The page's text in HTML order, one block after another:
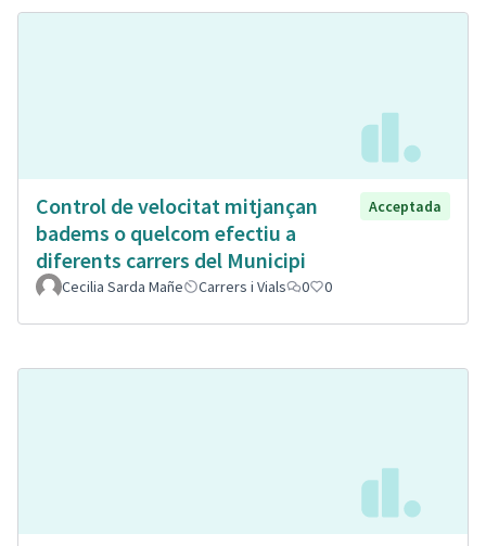
Control de velocitat mitjançan
badems o quelcom efectiu a
diferents carrers del Municipi
Acceptada
Cecilia Sarda Mañe Carrers i Vials 0 0